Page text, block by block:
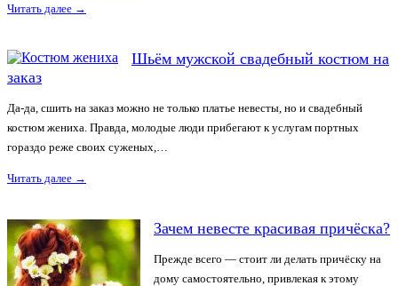
Читать далее →
Шьём мужской свадебный костюм на
заказ
Да-да, сшить на заказ можно не только платье невесты, но и свадебный
костюм жениха. Правда, молодые люди прибегают к услугам портных
гораздо реже своих суженых,…
Читать далее →
Зачем невесте красивая причёска?
Прежде всего — стоит ли делать причёску на
дому самостоятельно, привлекая к этому